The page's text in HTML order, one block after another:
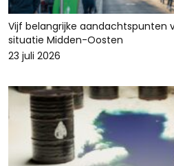
Vijf belangrijke aandachtspunten
situatie Midden-Oosten
23 juli 2026